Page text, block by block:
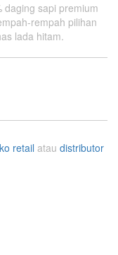
daging sapi premium
rempah pilihan
lada hitam.
retail atau distributor